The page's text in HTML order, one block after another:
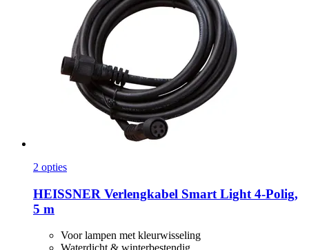
2 opties
HEISSNER Verlengkabel Smart Light 4-​Polig,
5 m
Voor lampen met kleurwisseling